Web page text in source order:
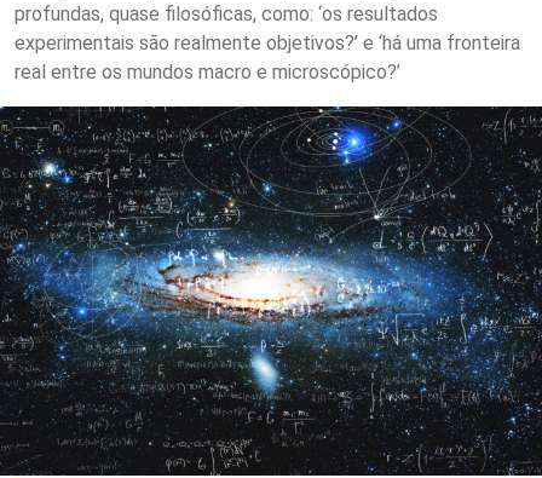
profundas, quase filosóficas, como: ‘os resultados
experimentais são realmente objetivos?’ e ‘há uma fronteira
real entre os mundos macro e microscópico?’